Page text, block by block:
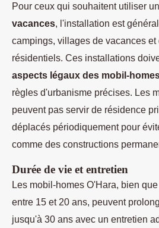
Pour ceux qui souhaitent utiliser un
vacances, l'installation est
campings, villages de vacances et
résidentiels. Ces installations
aspects légaux des mobil-
règles d'urbanisme précises. Les
peuvent pas servir de résidence
déplacés périodiquement pour
comme des constructions
Durée de vie et entretien
Les mobil-homes O'Hara, bien
entre 15 et 20 ans, peuvent
jusqu'à 30 ans avec un entretien